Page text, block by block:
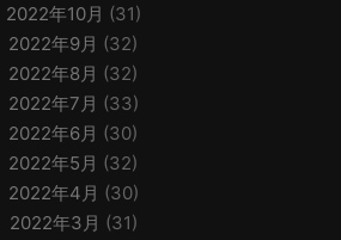
2022年10月 (31)
2022年9月 (32)
2022年8月 (32)
2022年7月 (33)
2022年6月 (30)
2022年5月 (32)
2022年4月 (30)
2022年3月 (31)